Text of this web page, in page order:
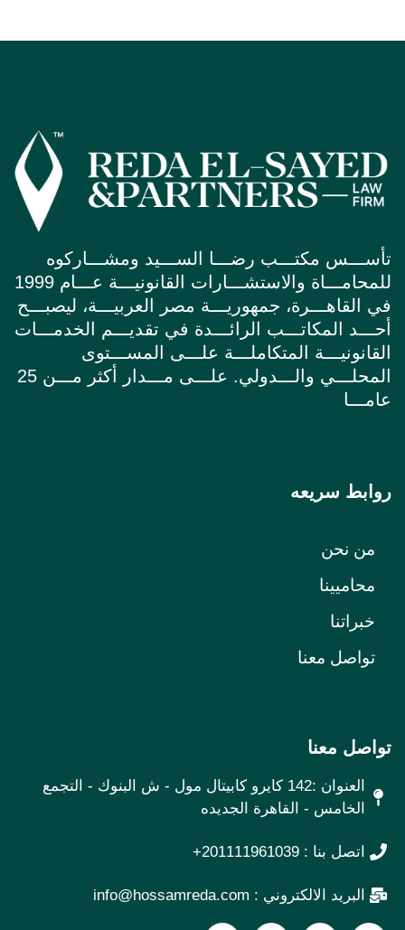
تأســـس مكتـــب رضـــا الســـيد ومشـــاركوه
للمحامـــاة والاستشـــارات القانونيـــة عـــام 1999
في القاهـــرة، جمهوريـــة مصر العربيـــة، ليصبـــح
أحـــد المكاتـــب الرائـــدة في تقديـــم الخدمـــات
القانونيـــة المتكاملـــة علـــى المســـتوى
المحلـــي والـــدولي. علـــى مـــدار أكثر مـــن 25
عامـــا
روابط سريعه
من نحن
محاميينا
خبراتنا
تواصل معنا
تواصل معنا
العنوان :142 كايرو كابيتال مول - ش البنوك - التجمع
الخامس - القاهرة الجديده
اتصل بنا : 201111961039+
البريد الالكتروني : info@hossamreda.com